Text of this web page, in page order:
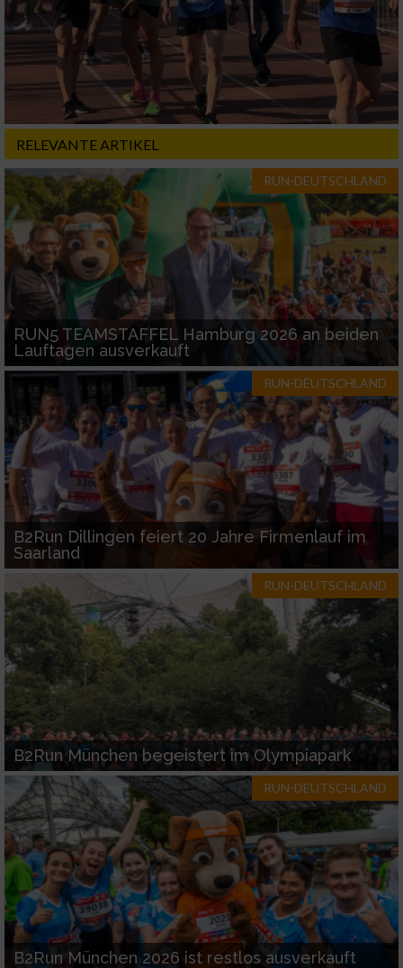
RELEVANTE ARTIKEL
RUN-DEUTSCHLAND
RUN5 TEAMSTAFFEL Hamburg 2026 an beiden
Lauftagen ausverkauft
RUN-DEUTSCHLAND
B2Run Dillingen feiert 20 Jahre Firmenlauf im
Saarland
RUN-DEUTSCHLAND
B2Run München begeistert im Olympiapark
RUN-DEUTSCHLAND
B2Run München 2026 ist restlos ausverkauft